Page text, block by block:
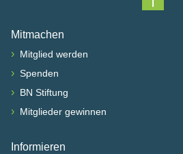
Mitmachen
› Mitglied werden
› Spenden
› BN Stiftung
› Mitglieder gewinnen
Informieren